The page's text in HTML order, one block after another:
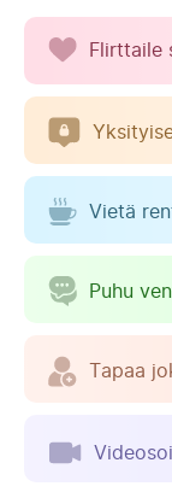
Flirttaile
Vietä
Puhu
Tapaa